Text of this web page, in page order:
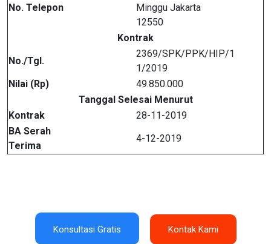
No. Telepon
Minggu Jakarta
12550
Kontrak
No./Tgl.
2369/SPK/PPK/HIP/1
1/2019
Nilai (Rp)
49.850.000
Tanggal Selesai Menurut
Kontrak
28-11-2019
BA Serah
Terima
4-12-2019
Konsultasi Gratis Kontak Kami